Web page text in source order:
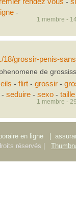
-
1 membre -
18/grossir-penis-
de
- flirt- grossir-
seduire- sexo- taille
1 membre -
en ligne
réservés |